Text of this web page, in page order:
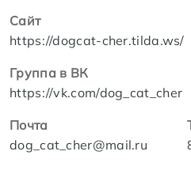
Сайт
https://dogcat-cher.tilda.ws/
Группа в ВК
https://vk.com/dog_cat_cher
Почта
dog_cat_cher@mail.ru